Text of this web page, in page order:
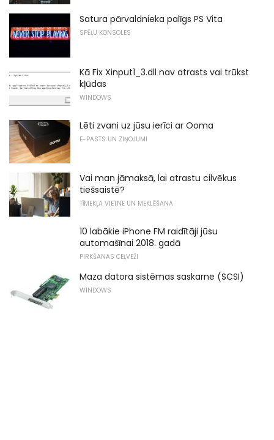
Satura pārvaldnieka palīgs PS Vita
SPĒĻU KONSOLES
Kā Fix Xinput1_3.dll nav atrasts vai trūkst
kļūdas
WINDOWS
Lēti zvani uz jūsu ierīci ar Ooma
E-PASTS UN ZIŅOJUMI
Vai man jāmaksā, lai atrastu cilvēkus
tiešsaistē?
TĪMEKĻA VIETNE UN MEKLĒŠANA
10 labākie iPhone FM raidītāji jūsu
automašīnai 2018. gadā
PIRKŠANAS CEĻVEŽI
Maza datora sistēmas saskarne (SCSI)
WINDOWS